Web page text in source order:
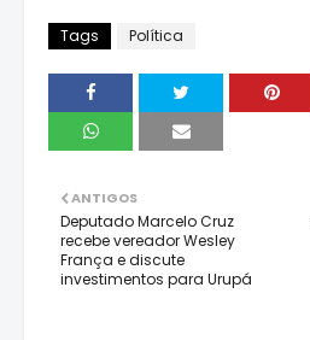
Tags Política
ANTIGOS
Deputado Marcelo Cruz
recebe vereador Wesley
França e discute
investimentos para Urupá